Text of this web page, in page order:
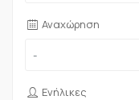
Αναχώρηση
Ενήλικες